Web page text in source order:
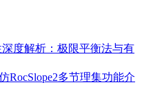
度解析：极限平衡法与有
RocSlope2多节理集功能介